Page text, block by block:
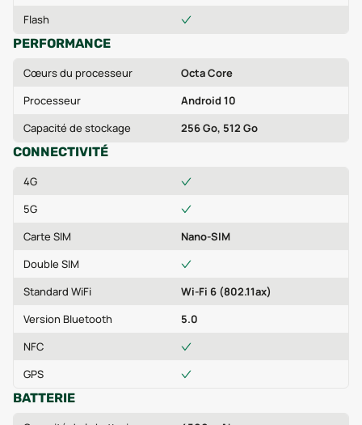
Flash
PERFORMANCE
Cœurs du processeur
Octa Core
Processeur
Android 10
Capacité de stockage
256 Go, 512 Go
CONNECTIVITÉ
4G
5G
Carte SIM
Nano-SIM
Double SIM
Standard WiFi
Wi-Fi 6 (802.11ax)
Version Bluetooth
5.0
NFC
GPS
BATTERIE